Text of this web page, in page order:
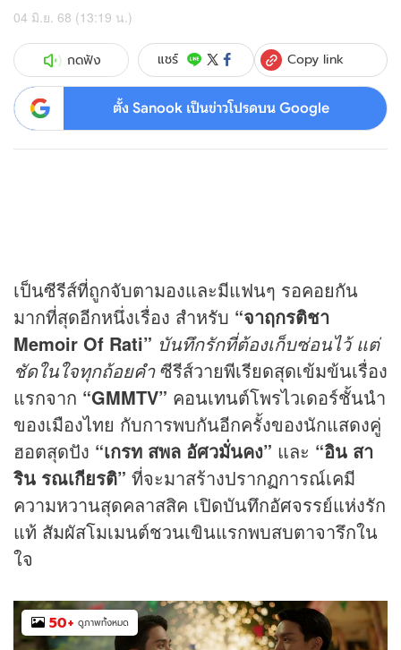
04 มิ.ย. 68 (13:19 น.)
กดฟัง แชร์ Copy link
ตั้ง Sanook เป็นข่าวโปรดบน Google
เป็นซีรีส์ที่ถูกจับตามองและมีแฟนๆ รอคอยกัน
มากที่สุดอีกหนึ่งเรื่อง สำหรับ “จาฤกรติชา
Memoir Of Rati” บันทึกรักที่ต้องเก็บซ่อนไว้ แต่
ชัดในใจทุกถ้อยคำซีรีส์วายพีเรียดสุดเข้มข้นเรื่อง
แรกจาก “GMMTV” คอนเทนต์โพรไวเดอร์ชั้นนำ
ของเมืองไทย กับการพบกันอีกครั้งของนักแสดงคู่
ฮอตสุดปัง “เกรท สพล อัศวมั่นคง” และ “อิน สา
ริน รณเกียรติ” ที่จะมาสร้างปรากฏการณ์เคมี
ความหวานสุดคลาสสิค เปิดบันทึกอัศจรรย์แห่งรัก
แท้ สัมผัสโมเมนต์ชวนเขินแรกพบสบตาจารึกใน
ใจ
50+ ดูภาพทั้งหมด